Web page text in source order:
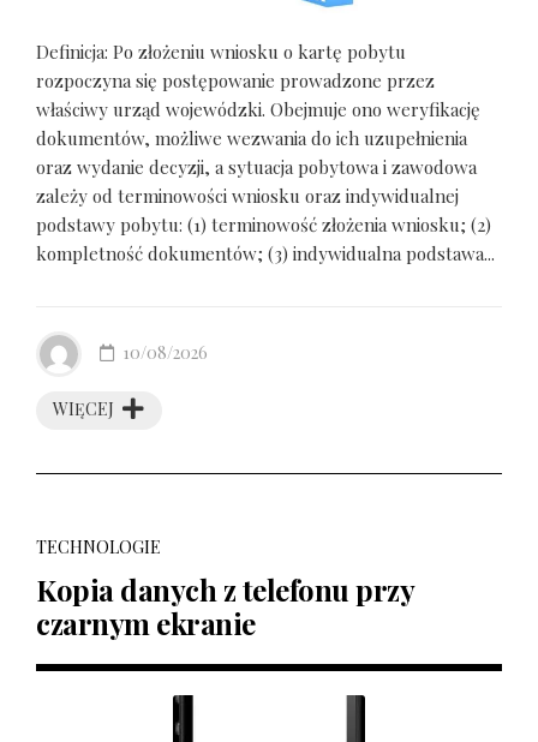
Definicja: Po złożeniu wniosku o kartę pobytu
rozpoczyna się postępowanie prowadzone przez
właściwy urząd wojewódzki. Obejmuje ono weryfikację
dokumentów, możliwe wezwania do ich uzupełnienia
oraz wydanie decyzji, a sytuacja pobytowa i zawodowa
zależy od terminowości wniosku oraz indywidualnej
podstawy pobytu: (1) terminowość złożenia wniosku; (2)
kompletność dokumentów; (3) indywidualna podstawa...
WIĘCEJ
10/08/2026
TECHNOLOGIE
Kopia danych z telefonu przy
czarnym ekranie